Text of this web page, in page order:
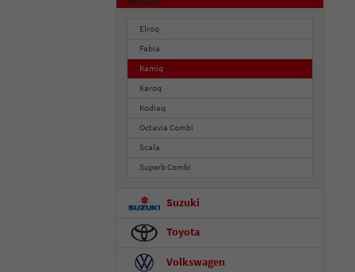
Elroq
Fabia
Kamiq
Karoq
Kodiaq
Octavia Combi
Scala
Superb Combi
Suzuki
Toyota
Volkswagen